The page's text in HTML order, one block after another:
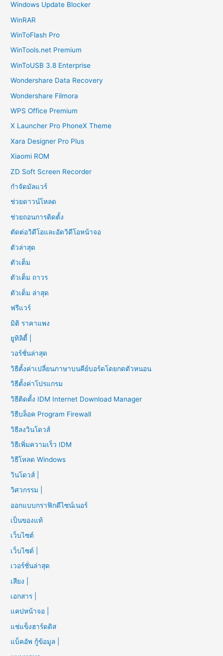
Windows Update Blocker
WinRAR
WinToFlash Pro
WinTools.net Premium
WinToUSB 3.8 Enterprise
Wondershare Data Recovery
Wondershare Filmora
WPS Office Premium
X Launcher Pro PhoneX Theme
Xara Designer Pro Plus
Xiaomi ROM
ZD Soft Screen Recorder
กำจัดมัลแวร์
ช่วยดาวน์โหลด
ช่วยถอนการติดตั้ง
ตัดต่อวิดีโอและอัดวิดีโอหน้าจอ
ตัวล่าสุด
ตัวเต็ม
ตัวเต็ม ถาวร
ตัวเต็ม ล่าสุด
ฟรีแวร์
มิติ ราคาแพง
ยูทิลิตี้ |
วอร์ชั่นล่าสุด
วิธีตั้งค่าเปลี่ยนภาษาบนคีย์บอร์ดโดยกดตัวหนอน
วิธีตั้งค่าโปรแกรม
วิธีติดตั้ง IDM Internet Download Manager
วิธีบล็อค Program Firewall
วิธีลงวินโดวส์
วิธีเพิ่มความเร็ว IDM
วิธีโหลด Windows
วินโดวส์ |
วิศวกรรม |
ออกแบบกราฟิกดีไซน์เนอร์
เป็นของแท้
เว็บไซต์
เว็บไซต์ |
เวอร์ชั่นล่าสุด
เสียง |
เอกสาร |
แคปหน้าจอ |
แช่แข็งฮาร์ดดิส
แบ็คอัพ กู้ข้อมูล |